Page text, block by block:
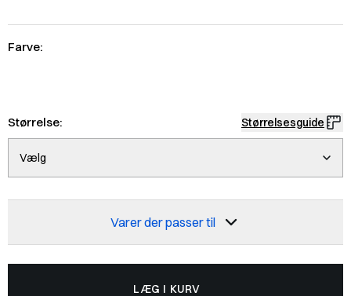
Farve:
Størrelse: Størrelsesguide
Vælg
Varer der passer til
LÆG I KURV